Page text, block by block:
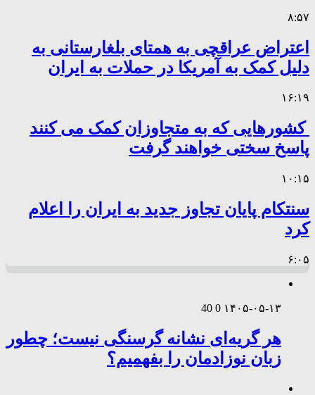
۸:۵۷
اعتراض عراقچی به همتای بلغارستانی به
دلیل کمک به آمریکا در حملات به ایران
۱۶:۱۹
کشورهایی که به متجاوزان کمک می کنند
پاسخ سختی خواهند گرفت
۱۰:۱۵
سنتکام پایان تجاوز جدید به ایران را اعلام
کرد
۶:۰۵
۱۴۰۵-۰۵-۱۳ 0
40
هر گریه‌ای نشانه گرسنگی نیست؛ چطور
زبان نوزادمان را بفهمیم؟